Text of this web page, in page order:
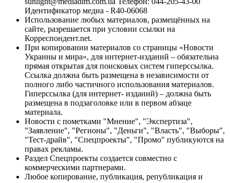
Идентификатор медиа - R40-06068
Использование любых материалов, размещённых на
сайте, разрешается при условии ссылки на
Корреспондент.net.
При копировании материалов со страницы «Новости
Украины и мира», для интернет-изданий – обязательна
прямая открытая для поисковых систем гиперссылка.
Ссылка должна быть размещена в независимости от
полного либо частичного использования материалов.
Гиперссылка (для интернет- изданий) – должна быть
размещена в подзаголовке или в первом абзаце
материала.
Новости с пометками "Мнение", "Экспертиза",
"Заявление", "Регионы", "Деньги", "Власть", "Выборы",
"Тест-драйв", "Спецпроекты", "Промо" публикуются на
правах рекламы.
Раздел Спецпроекты создается совместно с
коммерческими партнерами.
Любое копирование, публикация, републикация и